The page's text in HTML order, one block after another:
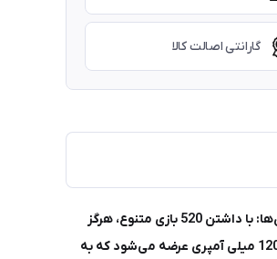
گارانتی اصالت کالا
این کنسول با داشتن 520 بازی جذاب و نوستالژیک، تجربه‌ای لذت‌بخش و هیجان‌انگیز را برای شما به ارمغان می‌آورد. ویژگی‌های این کنسول به صورت زیر است:تنوع بازی‌ها: با داشتن 520 بازی متنوع، هرگز
خسته نخواهید شد. از جمله بازی‌های معروف می‌توان به سوپر ماریو، کنترل، پک من و استریت فایتر اشاره کرد.باتری لیتیومی BL-5C: این کنسول با باتری قابل شارژ 1200 میلی آمپری عرضه می‌شود که به